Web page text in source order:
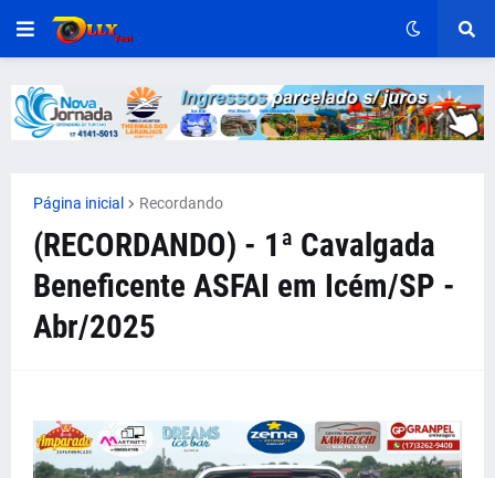
Página inicial Recordando
(RECORDANDO) - 1ª Cavalgada
Beneficente ASFAI em Icém/SP -
Abr/2025